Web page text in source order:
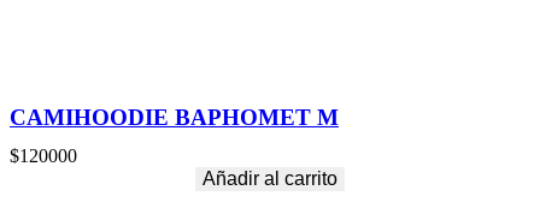
CAMIHOODIE BAPHOMET M
$120000
Añadir al carrito